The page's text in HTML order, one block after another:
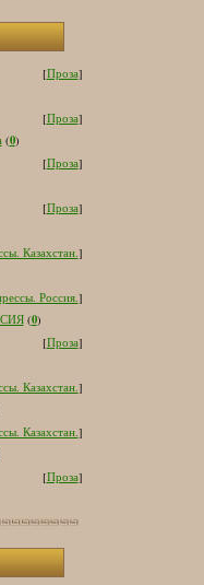
[Проза]
[Проза]
(0)
[Проза]
[Проза]
Казахстан.]
Россия.]
(0)
[Проза]
Казахстан.]
Казахстан.]
[Проза]